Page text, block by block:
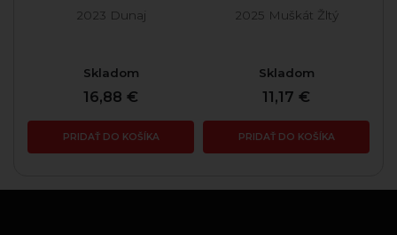
2023 Dunaj
Skladom
16,88 €
PRIDAŤ DO KOŠÍKA
2025 Muškát Žltý
Skladom
11,17 €
PRIDAŤ DO KOŠÍKA